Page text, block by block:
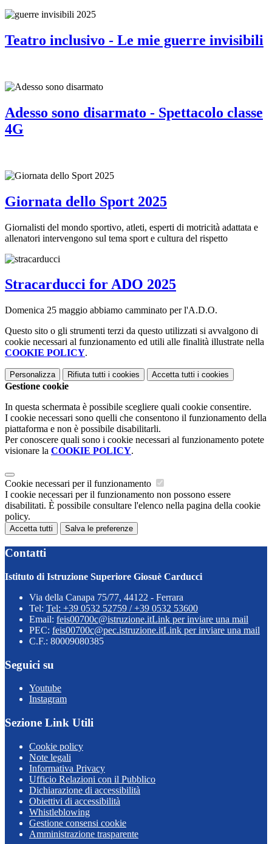
Teatro inclusivo - Le mie guerre invisibili
Adesso sono disarmato - Spettacolo classe
4G
Giornata dello Sport 2025
Giornalisti del mondo sportivo, atleti, esperti di motricità adattata e
allenatori intervengono sul tema sport e cultura del rispetto
Stracarducci for ADO 2025
Domenica 25 maggio abbiamo camminato per l'A.D.O.
Questo sito o gli strumenti terzi da questo utilizzati si avvalgono di
cookie necessari al funzionamento ed utili alle finalità illustrate nella
COOKIE POLICY.
Personalizza Rifiuta tutti i cookies Accetta tutti i cookies
Gestione cookie
In questa schermata è possibile scegliere quali cookie consentire.
I cookie necessari sono quelli che consentono il funzionamento della
piattaforma e non è possibile disabilitarli.
Per conoscere quali sono i cookie necessari al funzionamento potete
visionare la COOKIE POLICY.
Cookie necessari per il funzionamento
I cookie necessari per il funzionamento non possono essere
disabilitati. È possibile consultare l'elenco nella pagina della cookie
policy.
Accetta tutti Salva le preferenze
Contatti
Istituto di Istruzione Superiore Giosuè Carducci
Via della Canapa 75/77, 44122 - Ferrara
Tel: Tel: +39 0532 52759 / +39 0532 53600
Email: feis00700c@istruzione.itLink per inviare una mail
PEC: feis00700c@pec.istruzione.itLink per inviare una mail
C.F.: 80009080385
Seguici su
Youtube
Instagram
Sezione Link Utili
Cookie policy
Note legali
Informativa Privacy
Ufficio Relazioni con il Pubblico
Dichiarazione di accessibilità
Obiettivi di accessibilità
Whistleblowing
Gestione consensi cookie
Amministrazione trasparente